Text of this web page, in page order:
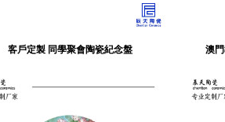
客戶定製 同學聚會陶瓷紀念盤 澳